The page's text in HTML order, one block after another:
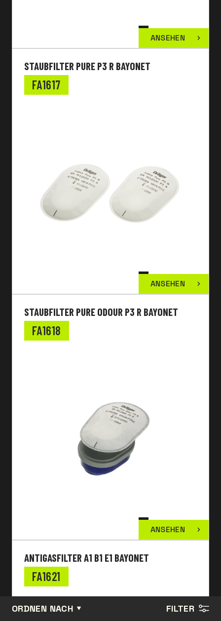
ORDNEN NACH FILTER
ANSEHEN
STAUBFILTER PURE P3 R BAYONET
FA1617
ANSEHEN
STAUBFILTER PURE ODOUR P3 R BAYONET
FA1618
ANSEHEN
ANTIGASFILTER A1 B1 E1 BAYONET
FA1621